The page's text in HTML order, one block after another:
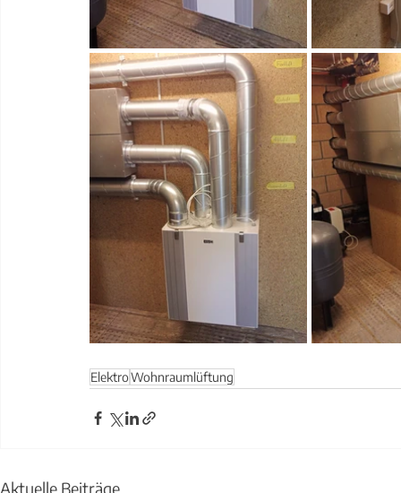
ElektroWohnraumlüftung
Aktuelle Beiträge